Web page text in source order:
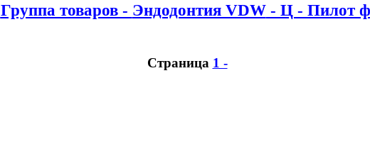
Группа товаров - Эндодонтия VDW- Ц - Пилот
Страница 1 -